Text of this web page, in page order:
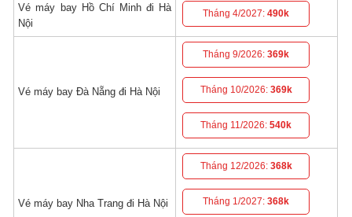
Vé máy bay Hồ Chí Minh đi Hà
Nội
Tháng 4/2027:490k
Vé máy bay Đà Nẵng đi Hà Nội
Tháng 9/2026:369k
Tháng 10/2026: 369k
Tháng 11/2026:540k
Vé máy bay Nha Trang đi Hà Nội
Tháng 12/2026: 368k
Tháng 1/2027:368k